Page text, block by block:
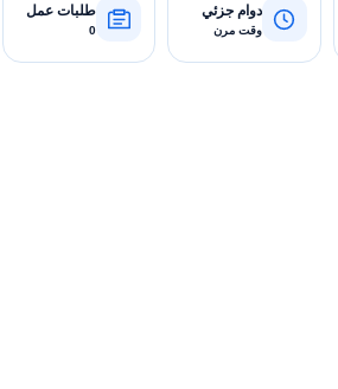
دوام جزئي
وقت مرن
طلبات عمل
0